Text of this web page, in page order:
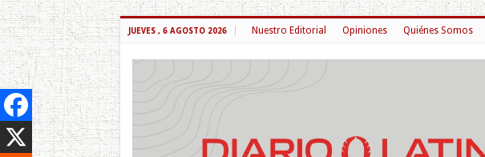
JUEVES , 6 AGOSTO 2026 Nuestro Editorial Opiniones Quiénes Somos